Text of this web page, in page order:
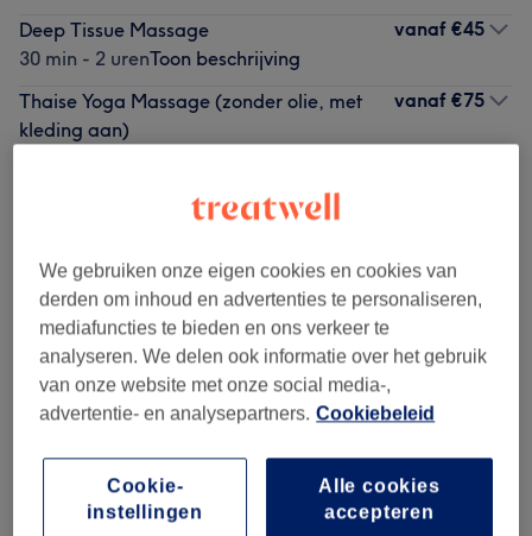
Deep Tissue Massage
30 min - 2 urenToon beschrijving
vanaf €45
Thaise Yoga Massage (zonder olie, met
kleding aan)
vanaf €75
Stevige Zweedse Massage
Alle behandelingen
Massages (6)
We gebruiken onze eigen cookies en cookies van
derden om inhoud en advertenties te personaliseren,
mediafuncties te bieden en ons verkeer te
analyseren. We delen ook informatie over het gebruik
van onze website met onze social media-,
advertentie- en analysepartners. Cookiebeleid
Alle cookies
accepteren
Cookie-
instellingen